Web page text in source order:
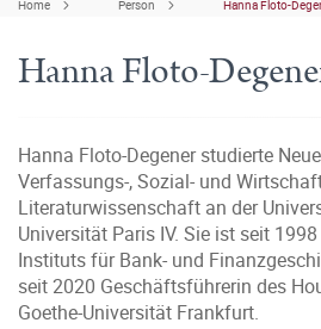
Home Person Hanna Floto-
Hanna Floto-
Hanna Floto-Degener studierte
Verfassungs-, Sozial- und
Literaturwissenschaft an der
Universität Paris IV. Sie ist seit
Instituts für Bank- und
seit 2020 Geschäftsführerin des
Goethe-Universität Frankfurt.